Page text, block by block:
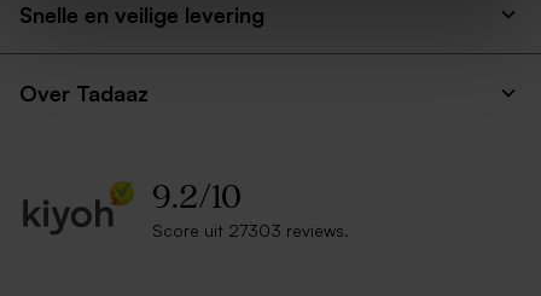
Snelle en veilige levering
Over Tadaaz
9.2/10
Score uit 27303 reviews.